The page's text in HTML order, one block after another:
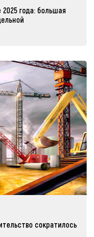
2025 года: большая
сократилось